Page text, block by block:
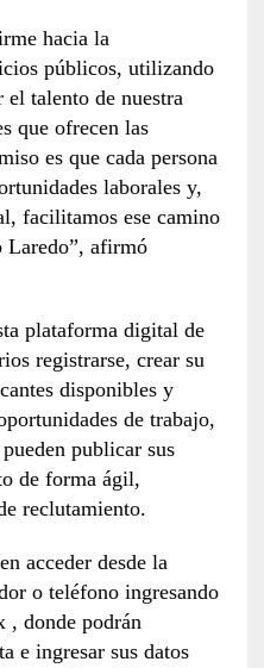
hacia la
públicos, utilizando
el talento de nuestra
que ofrecen las
es que cada persona
laborales y,
facilitamos ese camino
Laredo”, afirmó
plataforma digital de
registrarse, crear su
disponibles y
de trabajo,
publicar sus
de forma ágil,
reclutamiento.
acceder desde la
o teléfono ingresando
, donde podrán
e ingresar sus datos